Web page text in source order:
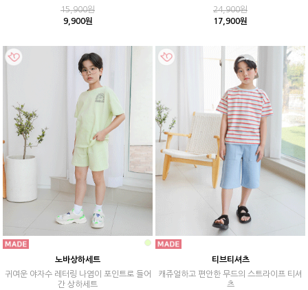
15,900원
9,900원
24,900원
17,900원
노바상하세트
귀여운 야자수 레터링 나염이 포인트로 들어
간 상하세트
티브티셔츠
캐쥬얼하고 편안한 무드의 스트라이프 티셔
츠